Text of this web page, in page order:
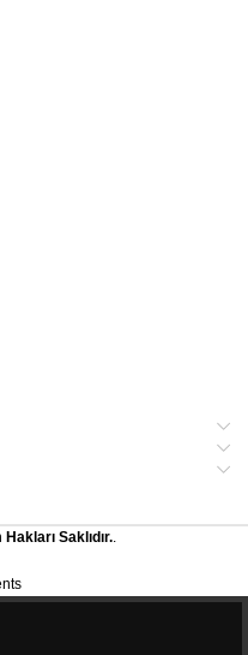
Hakları Saklıdır..